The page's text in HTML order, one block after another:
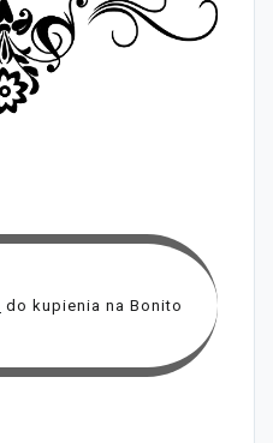
do kupienia na Bonito